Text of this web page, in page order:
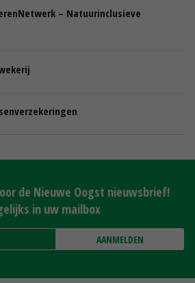
– Natuurinclusieve
de Nieuwe Oogst nieuwsbrief!
in uw mailbox
AANMELDEN